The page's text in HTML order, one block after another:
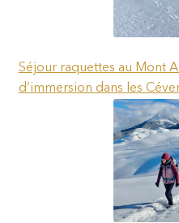
Séjour raquettes au Mont
d’immersion dans les